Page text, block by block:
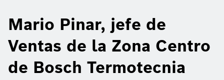
Mario Pinar, jefe de
Ventas de la Zona Centro
de Bosch Termotecnia